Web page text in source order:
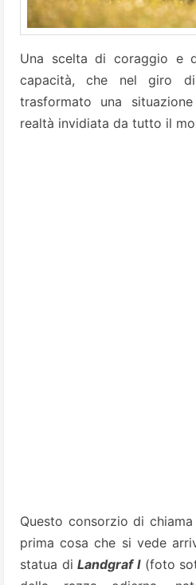
Una scelta di coraggio e
capacità, che nel giro
trasformato una
realtà invidiata da tutto il
Questo consorzio di
prima cosa che si vede
statua diLandgraf I(foto